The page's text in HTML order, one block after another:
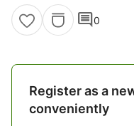
comment0
Register as a
conveniently